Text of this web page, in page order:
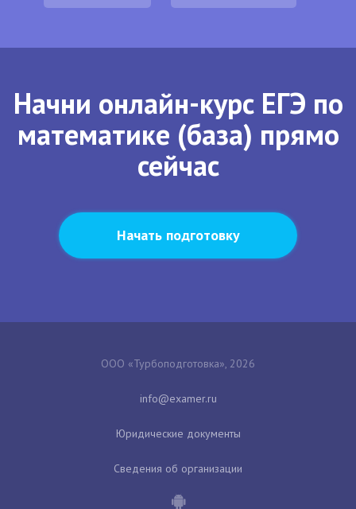
Начни онлайн-курс ЕГЭ по
математике (база) прямо
сейчас
Начать подготовку
ООО «Турбоподготовка», 2026
Юридические документы
Сведения об организации